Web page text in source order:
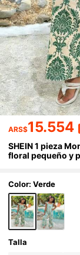
ARS$15.554
SHEIN 1 pieza
floral pequeño y
Color: Verde
Talla